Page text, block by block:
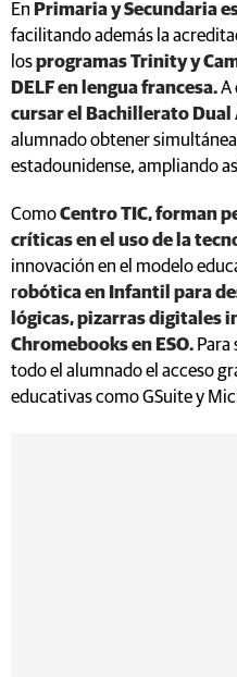
En Primaria y Secundaria
facilitando además la
losprogramas Trinity y
DELF en lengua francesa.A
cursar el Bachillerato Dual
alumnado obtener
estadounidense, ampliando
ComoCentro TIC, forman
críticas en el uso de la
innovación en el modelo
robótica en Infantil para
lógicas, pizarras digitales
Chromebooks en ESO. Para
todo el alumnado el acceso
educativas como GSuite y